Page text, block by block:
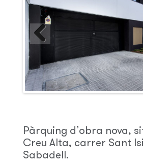
Pàrquing d’obra nova,
Creu Alta, carrer Sant
Sabadell.